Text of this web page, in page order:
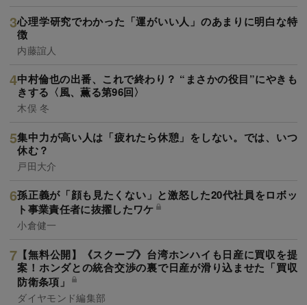
心理学研究でわかった「運がいい人」のあまりに明白な特
徴
内藤誼人
中村倫也の出番、これで終わり？ “まさかの役目”にやきも
きする〈風、薫る第96回〉
木俣 冬
集中力が高い人は「疲れたら休憩」をしない。では、いつ
休む？
戸田大介
孫正義が「顔も見たくない」と激怒した20代社員をロボッ
ト事業責任者に抜擢したワケ
小倉健一
【無料公開】《スクープ》台湾ホンハイも日産に買収を提
案！ホンダとの統合交渉の裏で日産が滑り込ませた「買収
防衛条項」
ダイヤモンド編集部